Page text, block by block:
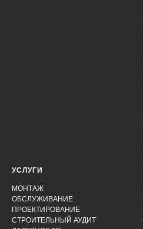
УСЛУГИ
МОНТАЖ
ОБСЛУЖИВАНИЕ
ПРОЕКТИРОВАНИЕ
СТРОИТЕЛЬНЫЙ АУДИТ